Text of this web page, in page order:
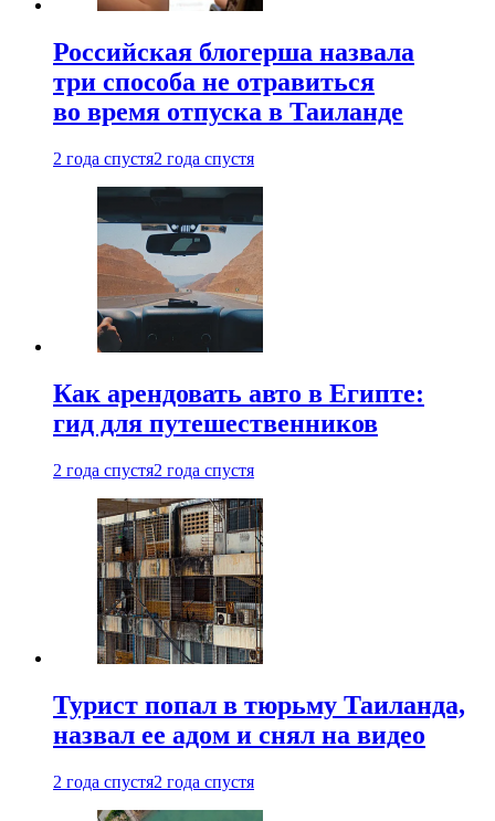
Российская блогерша назвала
три способа не отравиться
во время отпуска в Таиланде
2 года спустя2 года спустя
Как арендовать авто в Египте:
гид для путешественников
2 года спустя2 года спустя
Турист попал в тюрьму Таиланда,
назвал ее адом и снял на видео
2 года спустя2 года спустя